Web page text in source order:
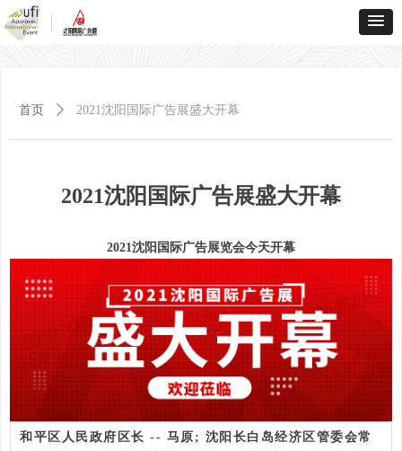
2021沈阳国际广告展盛大开幕
2021沈阳国际广告展览会今天开幕
和平区人民政府区长 -- 马原; 沈阳长白岛经济区管委会常
首页 ꄲ 2021沈阳国际广告展盛大开幕